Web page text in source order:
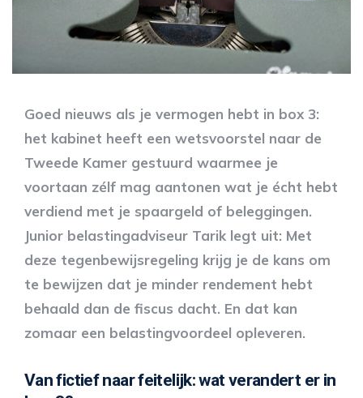
Goed nieuws als je vermogen hebt in box 3:
het kabinet heeft een wetsvoorstel naar de
Tweede Kamer gestuurd waarmee je
voortaan zélf mag aantonen wat je écht hebt
verdiend met je spaargeld of beleggingen.
Junior belastingadviseur Tarik legt uit: Met
deze tegenbewijsregeling krijg je de kans om
te bewijzen dat je minder rendement hebt
behaald dan de fiscus dacht. En dat kan
zomaar een belastingvoordeel opleveren.
Van fictief naar feitelijk: wat verandert er in